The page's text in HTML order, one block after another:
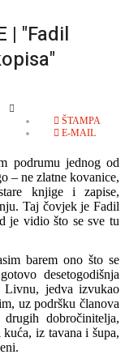
| "Fadil
ŠTAMPA
E-MAIL
podrumu jednog od
– ne zlatne kovanice,
knjige i zapise,
Taj čovjek je Fadil
je vidio što se sve tu
barem ono što se
desetogodišnja
jedva izvukao
uz podršku članova
dobročinitelja,
iz tavana i šupa,